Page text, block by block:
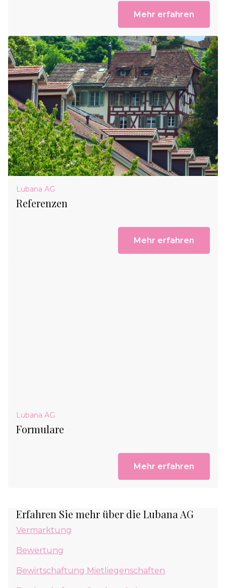
Mehr erfahren
Lubana AG
Referenzen
Mehr erfahren
Lubana AG
Formulare
Mehr erfahren
Erfahren Sie mehr über die Lubana AG
Vermarktung
Bewertung
Bewirtschaftung Mietliegenschaften